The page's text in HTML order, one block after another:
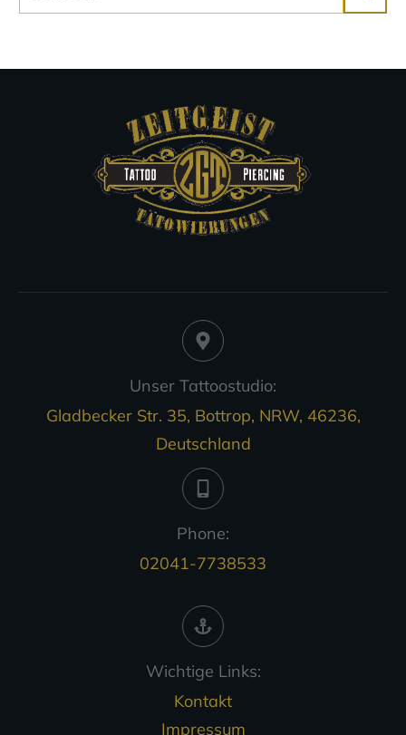
Unser Tattoostudio:
Gladbecker Str. 35, Bottrop, NRW, 46236,
Deutschland
Phone:
02041-7738533
Wichtige Links:
Kontakt
Impressum